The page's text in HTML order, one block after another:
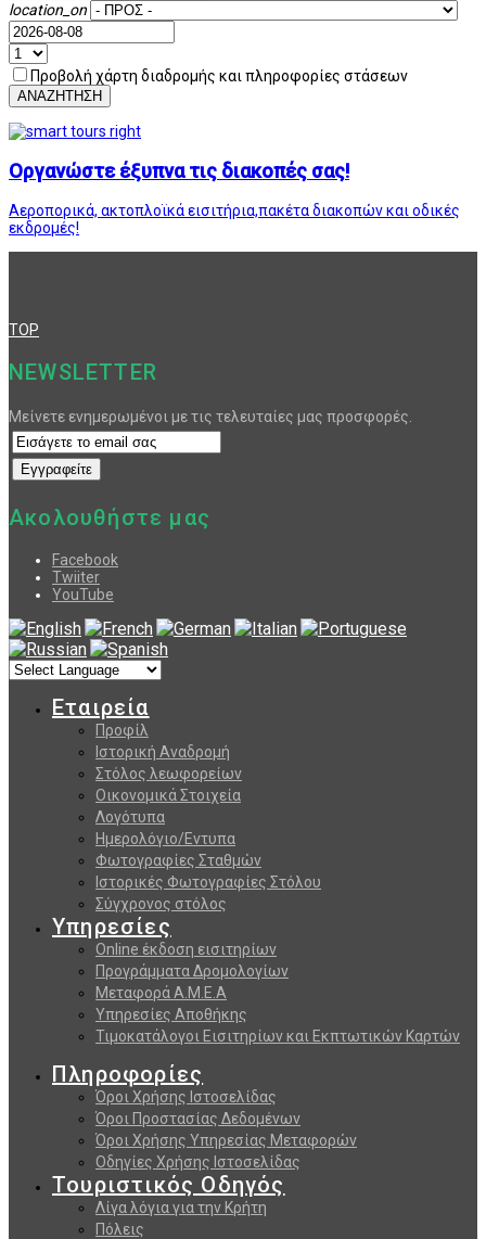
location_on
Προβολή χάρτη διαδρομής και πληροφορίες στάσεων
ΑΝΑΖΗΤΗΣΗ
Οργανώστε έξυπνα τις διακοπές σας!
Αεροπορικά, ακτοπλοϊκά εισιτήρια,πακέτα διακοπών και οδικές
εκδρομές!
TOP
NEWSLETTER
Μείνετε ενημερωμένοι με τις τελευταίες μας προσφορές.
Ακολουθήστε μας
Facebook
Twiiter
YouTube
Εταιρεία
Προφίλ
Ιστορική Αναδρομή
Στόλος λεωφορείων
Οικονομικά Στοιχεία
Λογότυπα
Ημερολόγιο/Εντυπα
Φωτογραφίες Σταθμών
Ιστορικές Φωτογραφίες Στόλου
Σύγχρονος στόλος
Υπηρεσίες
Online έκδοση εισιτηρίων
Προγράμματα Δρομολογίων
Μεταφορά Α.Μ.Ε.Α
Υπηρεσίες Αποθήκης
Τιμοκατάλογοι Εισιτηρίων και Εκπτωτικών Καρτών
Πληροφορίες
Όροι Χρήσης Ιστοσελίδας
Όροι Προστασίας Δεδομένων
Όροι Χρήσης Υπηρεσίας Μεταφορών
Οδηγίες Χρήσης Ιστοσελίδας
Τουριστικός Οδηγός
Λίγα λόγια για την Κρήτη
Πόλεις